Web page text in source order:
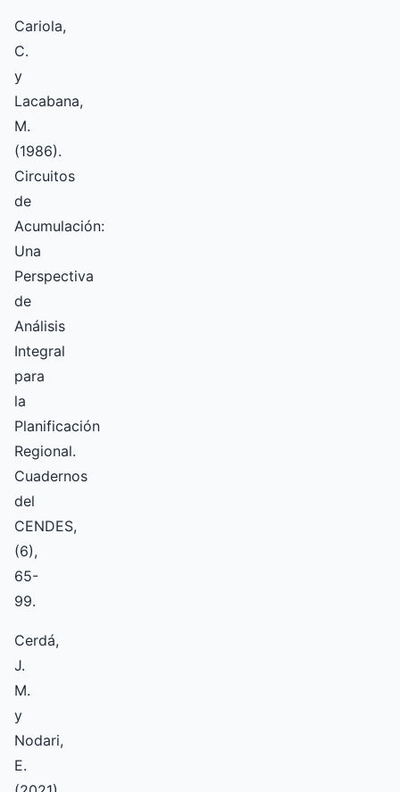
Cariola,
C.
y
Lacabana,
M.
(1986).
Circuitos
de
Acumulación:
Una
Perspectiva
de
Análisis
Integral
para
la
Planificación
Regional.
Cuadernos
del
CENDES,
(6),
65-
99.
Cerdá,
J.
M.
y
Nodari,
E.